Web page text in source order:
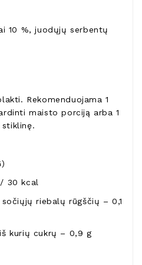
10 %, juodųjų serbentų
Rekomenduojama 1
maisto porciją arba 1
30 kcal
riebalų rūgščių – 0,1
kurių cukrų – 0,9 g